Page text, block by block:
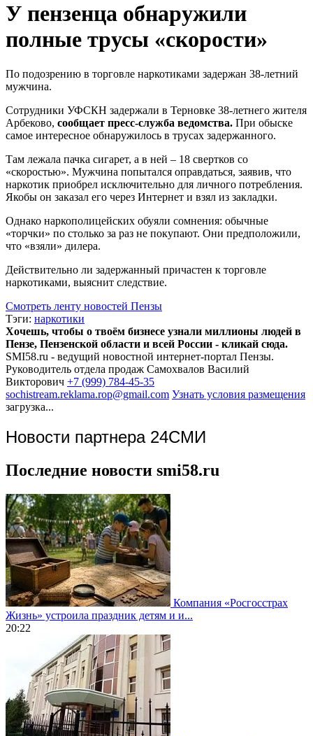
У пензенца обнаружили
полные трусы «скорости»
По подозрению в торговле наркотиками задержан 38-летний
мужчина.
Сотрудники УФСКН задержали в Терновке 38-летнего жителя
Арбеково, сообщает пресс-служба ведомства. При обыске
самое интересное обнаружилось в трусах задержанного.
Там лежала пачка сигарет, а в ней – 18 свертков со
«скоростью». Мужчина попытался оправдаться, заявив, что
наркотик приобрел исключительно для личного потребления.
Якобы он заказал его через Интернет и взял из закладки.
Однако наркополицейских обуяли сомнения: обычные
«торчки» по столько за раз не покупают. Они предположили,
что «взяли» дилера.
Действительно ли задержанный причастен к торговле
наркотиками, выяснит следствие.
Смотреть ленту новостей Пензы
Тэги: наркотики
Хочешь, чтобы о твоём бизнесе узнали миллионы людей в
Пензе, Пензенской области и всей России - кликай сюда.
SMI58.ru - ведущий новостной интернет-портал Пензы.
Руководитель отдела продаж Самохвалов Василий
Викторович +7 (999) 784-45-35
sochistream.reklama.rop@gmail.com Узнать условия размещения
загрузка...
Новости партнера 24СМИ
Последние новости smi58.ru
Компания «Росгосстрах
Жизнь» устроила праздник детям и и...
20:22